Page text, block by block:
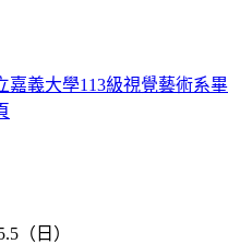
嘉義大學113級視覺藝術系
（日）